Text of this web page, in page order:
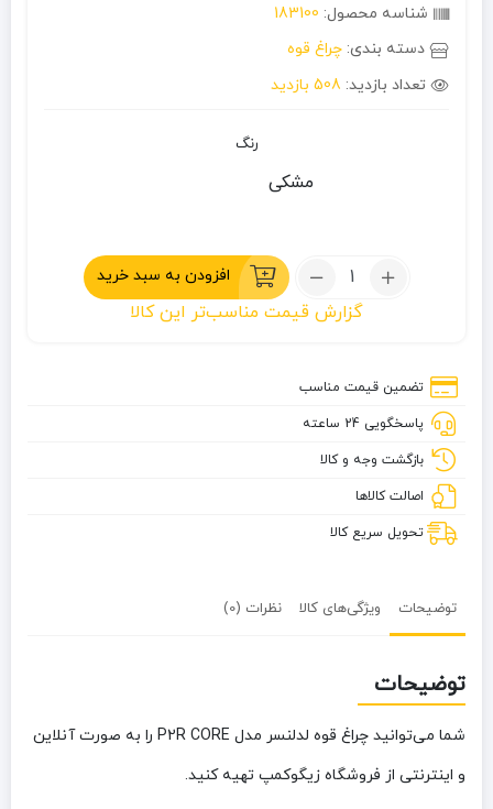
شناسه محصول: 183100
دسته بندی: چراغ قوه
تعداد بازدید: 508 بازدید
رنگ
مشکی
تعداد:
قوه
P2R
CORE
افزودن به سبد خرید
گزارش قیمت مناسب‌تر این کالا
تضمین قیمت مناسب
پاسخگویی 24 ساعته
بازگشت وجه و کالا
اصالت کالاها
تحویل سریع کالا
توضیحات ویژگی‌های کالا نظرات (0)
توضیحات
شما می‌توانید چراغ قوه لدلنسر مدل P2R CORE را به صورت آنلاین
و اینترنتی از فروشگاه زیگوکمپ تهیه کنید.